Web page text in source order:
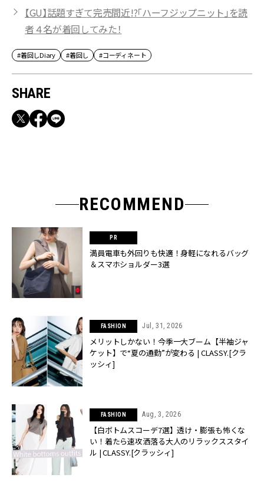
【GU】話題すぎて完売間近!?「ハーフジップニット」を読
者４名が着回してみた！
#着回しDiary #着回し #コーディネート
SHARE
RECOMMEND
満員電車も外回りも快適！身軽になれるバッグ
＆スマホショルダー3選
FASHION Jul, 31, 2026
メリットしかない！今季一大ブーム【半袖ジャ
ケット】で“夏の通勤”が変わる | CLASSY.[クラ
ッシィ]
FASHION Aug, 3, 2026
【白ボトムスコーデ7選】透け・膨張も怖くな
い！着たら速攻洒落る大人のリラックススタイ
ル | CLASSY.[クラッシィ]